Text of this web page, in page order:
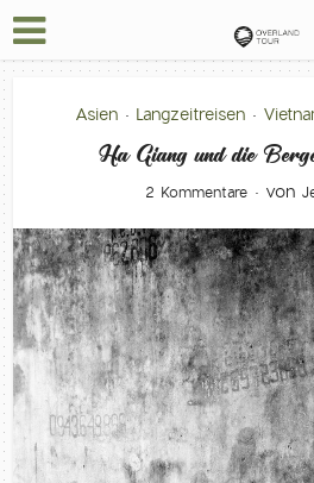
Asien • Langzeitreisen •
Ha Giang und die
2 Kommentare von